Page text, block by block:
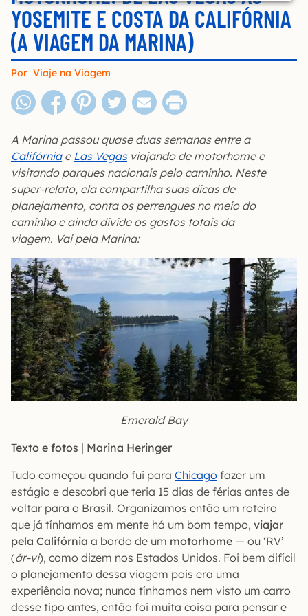
YOSEMITE E COSTA DA CALIFÓRNIA
(A VIAGEM DA MARINA)
Por Viaje na Viagem
A Marina passou quase duas semanas entre a
Califórniae Las Vegasviajando de motorhome e
visitando parques nacionais pelo caminho. Neste
super-relato, ela compartilha suas dicas de
planejamento, conta os perrengues no meio do
caminho e ainda divide os gastos totais da
viagem. Vai pela Marina:
Emerald Bay
Texto e fotos | Marina Heringer
Tudo começou quando fui para Chicago fazer um
estágio e descobri que teria 15 dias de férias antes de
voltar para o Brasil. Organizamos então um roteiro
que já tínhamos em mente há um bom tempo, viajar
pela Califórnia a bordo de um motorhome — ou ‘RV’
(ár-vi), como dizem nos Estados Unidos. Foi bem difícil
o planejamento dessa viagem pois era uma
experiência nova; nunca tínhamos nem visto um carro
desse tipo antes, então foi muita coisa para pensar e